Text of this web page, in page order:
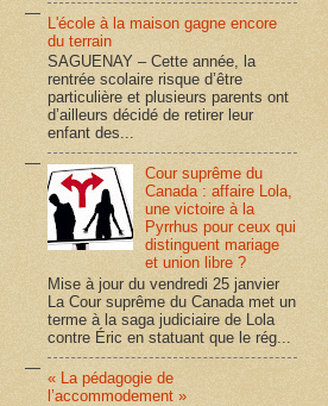
L'école à la maison gagne encore
du terrain
SAGUENAY – Cette année, la
rentrée scolaire risque d’être
particulière et plusieurs parents ont
d’ailleurs décidé de retirer leur
enfant des...
Cour suprême du
Canada : affaire Lola,
une victoire à la
Pyrrhus pour ceux qui
distinguent mariage
et union libre ?
Mise à jour du vendredi 25 janvier
La Cour suprême du Canada met un
terme à la saga judiciaire de Lola
contre Éric en statuant que le rég...
« La pédagogie de
l’accommodement »